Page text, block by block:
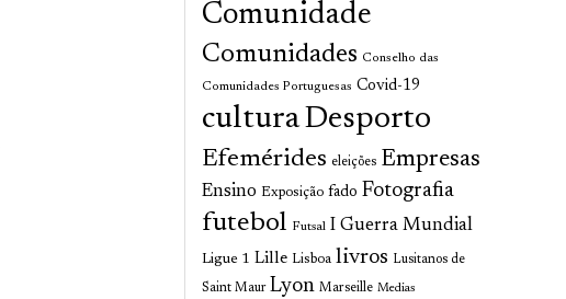
Comunidade
Comunidades Conselho das
Comunidades Portuguesas Covid-19
culturaDesporto
Efemérides eleições Empresas
Ensino Exposição fado Fotografia
futebol Futsal I Guerra Mundial
Ligue 1 Lille Lisboa livros Lusitanos de
Saint Maur Lyon Marseille Medias